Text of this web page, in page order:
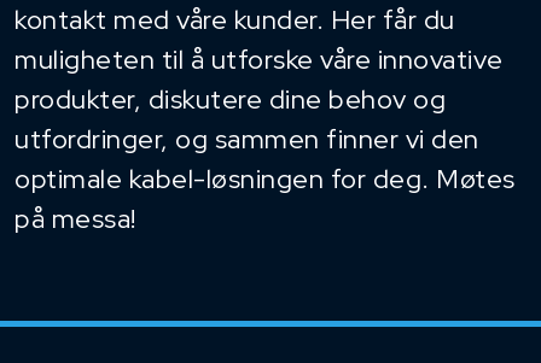
kontakt med våre kunder. Her får du
muligheten til å utforske våre innovative
produkter, diskutere dine behov og
utfordringer, og sammen finner vi den
optimale kabel-løsningen for deg. Møtes
på messa!